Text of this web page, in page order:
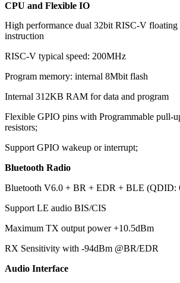
CPU and Flexible IO
High performance dual 32bit RISC-V
instruction
RISC-V typical speed: 200MHz
Program memory: internal 8Mbit flash
Internal 312KB RAM for data and program
Flexible GPIO pins with Programmable pull-
resistors;
Support GPIO wakeup or interrupt;
Bluetooth Radio
Bluetooth V6.0 + BR + EDR + BLE (QDID:
Support LE audio BIS/CIS
Maximum TX output power +10.5dBm
RX Sensitivity with -94dBm @BR/EDR
Audio Interface